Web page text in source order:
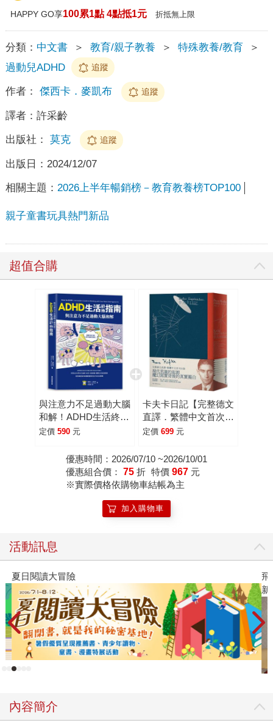
HAPPY GO享100累1點 4點抵1元 折抵無上限
分類： 中文書 ＞ 教育/親子教養 ＞ 特殊教養/教育
＞
過動兒ADHD
追蹤
作者： 傑西卡．麥凱布 追蹤
譯者： 許采齡
出版社： 莫克 追蹤
出版日： 2024/12/07
相關主題： 2026上半年暢銷榜－教育教養榜TOP100
親子童書玩具熱門新品
超值合購
與注意力不足過動大腦
和解！ADHD生活終極
指南
定價 590 元
卡夫卡日記【完整德文
直譯．繁體中文首次出
版】
定價 699 元
優惠時間：2026/07/10 ~2026/10/01
優惠組合價： 75 折 特價 967 元
※實際價格依購物車結帳為主
加入購物車
活動訊息
夏日閱讀大冒險
飛
新
內容簡介